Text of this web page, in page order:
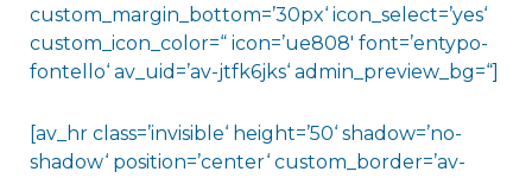
custom_margin_bottom=’30px‘ icon_select=’yes‘
custom_icon_color=“ icon=’ue808′ font=’entypo-
fontello‘ av_uid=’av-jtfk6jks‘ admin_preview_bg=“]
[av_hr class=’invisible‘ height=’50‘ shadow=’no-
shadow‘ position=’center‘ custom_border=’av-